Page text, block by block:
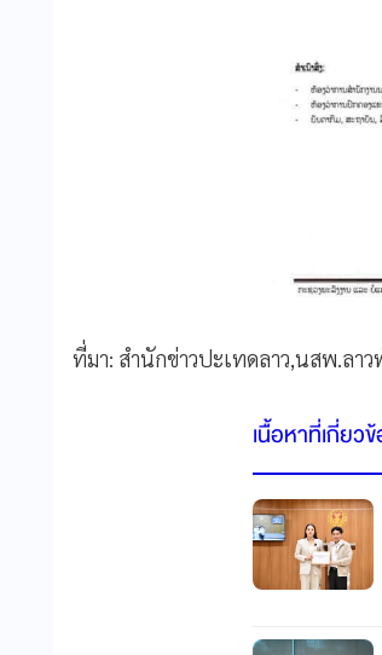
ที่มา: สำนักข่าวปะเทดลาว,นสพ.ลา
เนื้อหาที่เกี่ยว